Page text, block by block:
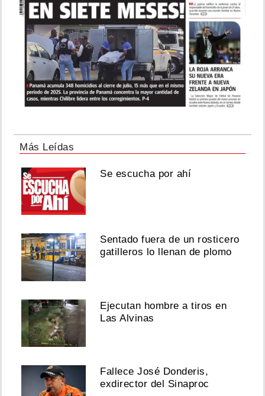
Más Leídas
Se escucha por ahí
Sentado fuera de un rosticero
gatilleros lo llenan de plomo
Ejecutan hombre a tiros en
Las Alvinas
Fallece José Donderis,
exdirector del Sinaproc